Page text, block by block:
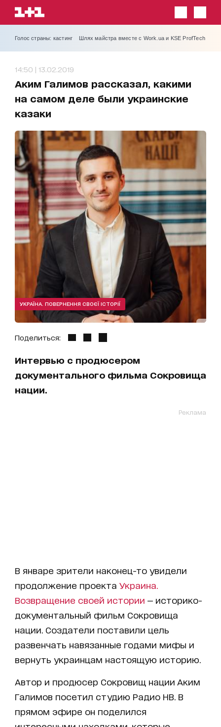
Голос страны: кастинг Шлях майстра вместе с Work.ua и KSE ProfTech
14:50 | 13.02.2019
Аким Галимов рассказал, какими
на самом деле были украинские
казаки
УКРАЇНА. ПОВЕРНЕННЯ СВОЄЇ ІСТОРІЇ
Поделиться:
Интервью с продюсером
документального фильма Сокровища
нации.
Реклама
В январе зрители наконец-то увидели
продолжение проекта Украина.
Возвращение своей истории — историко-
документальный фильм Сокровища
нации. Создатели поставили цель
развенчать навязанные годами мифы и
вернуть украинцам настоящую историю.
Автор и продюсер Сокровищ нации Аким
Галимов посетил студию Радио НВ. В
прямом эфире он поделился